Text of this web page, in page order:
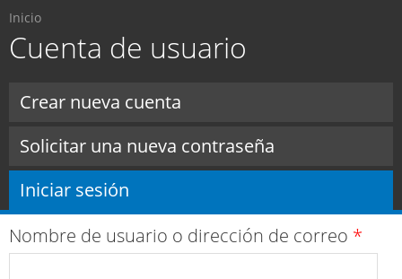
principal
Usted está aquí
Inicio
Cuenta de usuario
Crear nueva cuenta
Solicitar una nueva contraseña
Iniciar sesión
Nombre de usuario o dirección de correo *